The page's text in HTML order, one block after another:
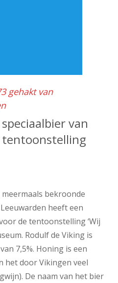
gehakt van
van
meermaals bekroonde
heeft een
de tentoonstelling ‘Wij
Rodulf de Viking is
7,5%. Honing is een
het door Vikingen veel
De naam van het bier